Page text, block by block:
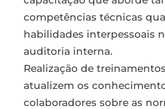
competências técnicas
habilidades interpessoais
auditoria interna.
Realização de
atualizem os
colaboradores sobre as